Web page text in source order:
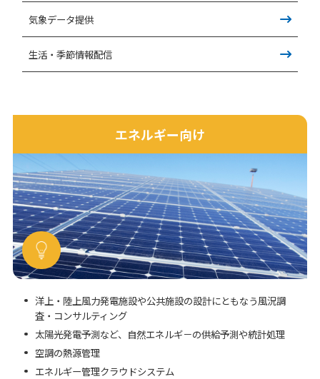
気象データ提供
生活・季節情報配信
エネルギー向け
洋上・陸上風力発電施設や公共施設の設計にともなう風況調
査・コンサルティング
太陽光発電予測など、自然エネルギ－の供給予測や統計処理
空調の熱源管理
エネルギー管理クラウドシステム